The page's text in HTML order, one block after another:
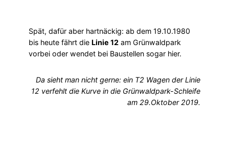
Spät, dafür aber hartnäckig: ab dem 19.10.1980
bis heute fährt die Linie 12 am Grünwaldpark
vorbei oder wendet bei Baustellen sogar hier.
Da sieht man nicht gerne: ein T2 Wagen der Linie
12 verfehlt die Kurve in die Grünwaldpark-Schleife
am 29.Oktober 2019.